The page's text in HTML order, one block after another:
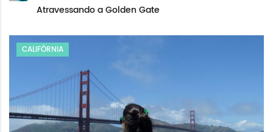
Atravessando a Golden Gate
CALIFÓRNIA